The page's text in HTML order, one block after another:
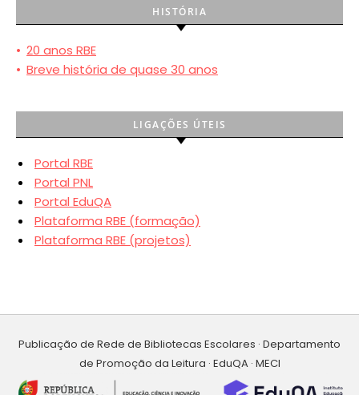
HISTÓRIA
• 20 anos RBE
• Breve história de quase 30 anos
LIGAÇÕES ÚTEIS
Portal RBE
Portal PNL
Portal EduQA
Plataforma RBE (formação)
Plataforma RBE (projetos)
Publicação de Rede de Bibliotecas Escolares · Departamento
de Promoção da Leitura · EduQA · MECI